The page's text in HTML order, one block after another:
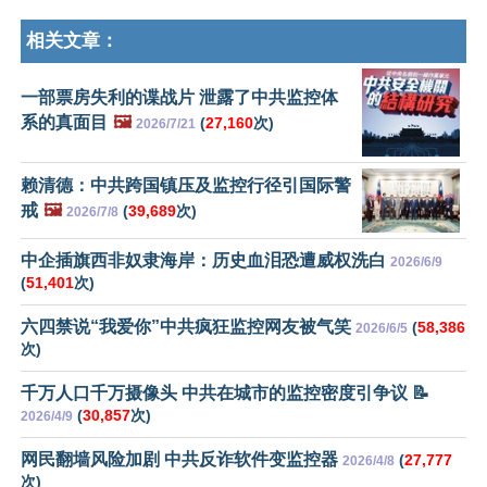
相关文章：
一部票房失利的谍战片 泄露了中共监控体
系的真面目 🖼️ 2026/7/21 (27,160次)
赖清德：中共跨国镇压及监控行径引国际警
戒 🖼️ 2026/7/8 (39,689次)
中企插旗西非奴隶海岸：历史血泪恐遭威权洗白 2026/6/9
(51,401次)
六四禁说“我爱你”中共疯狂监控网友被气笑 2026/6/5 (58,386
次)
千万人口千万摄像头 中共在城市的监控密度引争议 📝
2026/4/9 (30,857次)
网民翻墙风险加剧 中共反诈软件变监控器 2026/4/8 (27,777
次)